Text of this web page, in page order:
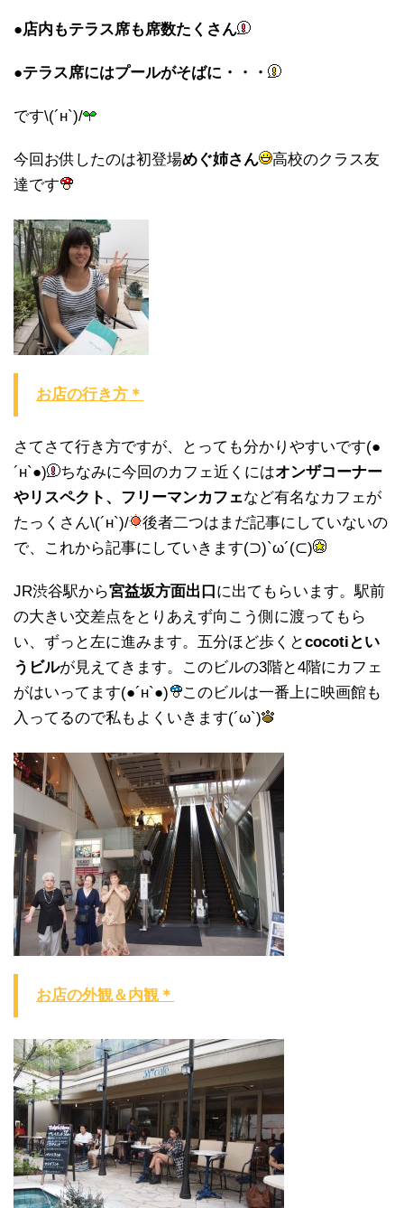
●店内もテラス席も席数たくさん
●テラス席にはプールがそばに・・・
です\(´н`)/
今回お供したのは初登場めぐ姉さん
高校のクラス友
達です
お店の行き方＊
さてさて行き方ですが、とっても分かりやすいです(●
´н`●)
ちなみに今回のカフェ近くにはオンザコーナー
やリスペクト、フリーマンカフェなど有名なカフェが
たっくさん\(´н`)/
後者二つはまだ記事にしていないの
で、これから記事にしていきます(⊃)`ω´(⊂)
JR渋谷駅から宮益坂方面出口 に出てもらいます。駅前
の大きい交差点をとりあえず向こう側に渡ってもら
い、ずっと左に進みます。五分ほど歩くとcocotiとい
うビルが見えてきます。このビルの3階と4階にカフェ
がはいってます(●´н`●)
このビルは一番上に映画館も
入ってるので私もよくいきます(´ω`)
お店の外観＆内観＊